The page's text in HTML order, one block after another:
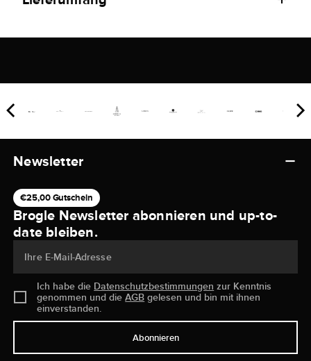
Newsletter
€25,00 Gutschein
Brogle Newsletter abonnieren und up-to-
date bleiben.
Ihre E-Mail-Adresse
Ich habe die Datenschutzbestimmungen zur Kenntnis
genommen und dieAGB gelesen und bin mit ihnen
einverstanden.
Abonnieren